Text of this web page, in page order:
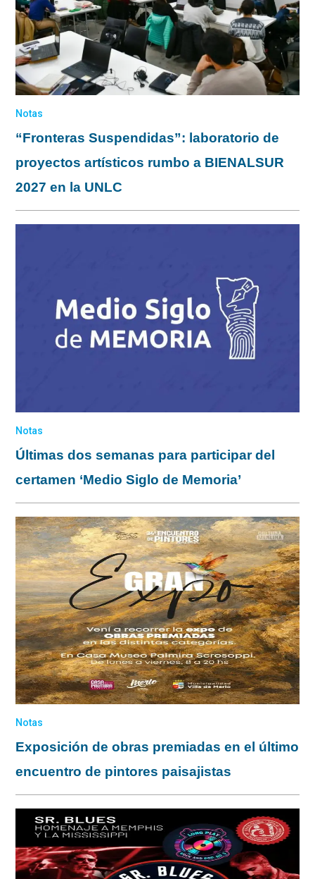
Notas
“Fronteras Suspendidas”: laboratorio de
proyectos artísticos rumbo a BIENALSUR
2027 en la UNLC
Notas
Últimas dos semanas para participar del
certamen ‘Medio Siglo de Memoria’
Notas
Exposición de obras premiadas en el último
encuentro de pintores paisajistas